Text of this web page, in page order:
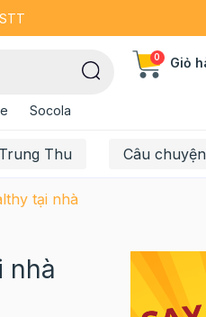
Socola
0 Giỏ
Trung Thu Câu
tại nhà
nhà